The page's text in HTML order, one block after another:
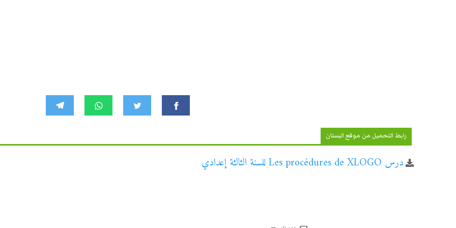
رابط التحميل من موقع البستان
درس Les procédures de XLOGO للسنة الثالثة إعدادي